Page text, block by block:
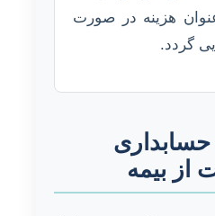
هزینه در صورت
گردد.
از بیمه